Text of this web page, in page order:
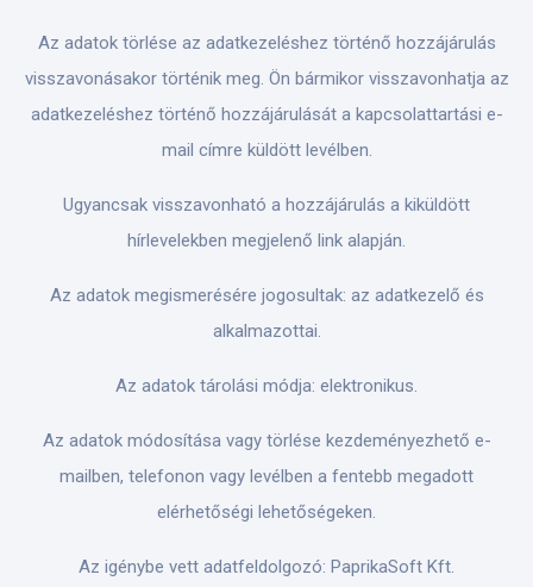
Az adatok törlése az adatkezeléshez történő hozzájárulás
visszavonásakor történik meg. Ön bármikor visszavonhatja az
adatkezeléshez történő hozzájárulását a kapcsolattartási e-
mail címre küldött levélben.
Ugyancsak visszavonható a hozzájárulás a kiküldött
hírlevelekben megjelenő link alapján.
Az adatok megismerésére jogosultak: az adatkezelő és
alkalmazottai.
Az adatok tárolási módja: elektronikus.
Az adatok módosítása vagy törlése kezdeményezhető e-
mailben, telefonon vagy levélben a fentebb megadott
elérhetőségi lehetőségeken.
Az igénybe vett adatfeldolgozó: PaprikaSoft Kft.